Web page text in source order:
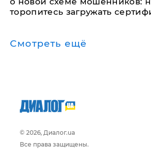
торопитесь загружать
Смотреть ещё
© 2026, Диалог.ua
Все права защищены.